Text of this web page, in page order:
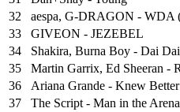
32
aespa, G-DRAGON - WDA
33
GIVEON - JEZEBEL
34
Shakira, Burna Boy - Dai Dai
35
Martin Garrix, Ed Sheeran -
36
Ariana Grande - Knew
37
The Script - Man in the Arena